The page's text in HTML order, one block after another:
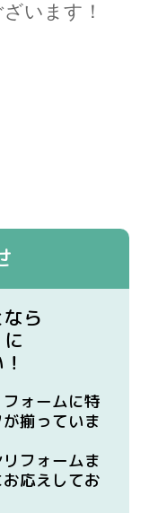
います！
ら
ォームに特
揃っていま
フォームま
応えしてお